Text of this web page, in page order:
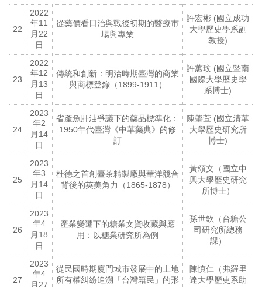
22
2022
年11
月22
日
從藥價看日治與戰後初期的醫療市
場與專業
許宏彬 (國立成功
大學歷史學系副
教授)
23
2022
年12
月13
日
傳統和創新：明治時期臺灣的商業
與商標登錄（1899-1911）
許蕙玟 (國立暨南
國際大學歷史學
系博士)
24
2023
年2
月14
日
省產魚肝油爭議下的藥品標準化：
1950年代臺灣《中華藥典》的修
訂
陳肇萱 (國立清華
大學歷史研究所
博士)
25
2023
年3
月14
日
杜德之首創臺茶精製廠與華洋競合
背後的英美角力（1865-1878）
黃頌文（國立中
興大學歷史研究
所博士）
26
2023
年4
月18
日
產業變遷下的糖業文資收藏與應
用：以糖業研究所為例
孫世欽（台糖公
司研究所總務
課）
27
2023
年4
月27
從民國時期廈門城市發展中的土地
所有權糾紛追溯「台灣籍民」的形
陳慎仁（弗羅里
達大學歷史系助